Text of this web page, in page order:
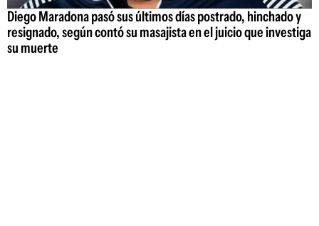
Diego Maradona pasó sus últimos días postrado, hinchado y
resignado, según contó su masajista en el juicio que investiga
su muerte